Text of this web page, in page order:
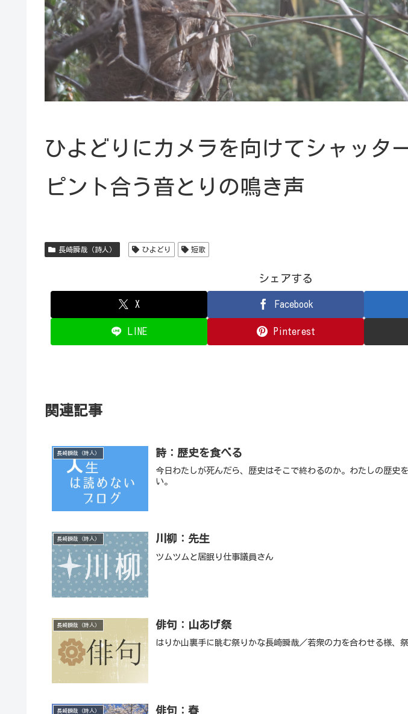
ひよどりにカメラを向けてシャッタ
ピント合う音とりの鳴き声
長崎瞬哉（詩人） ひよどり 短歌
シェアする
X Facebook
LINE Pinterest
関連記事
長崎瞬哉（詩人） 詩：歴史を食べる
今日わたしが死んだら、歴史はそこで終わるのか。わたしの歴史
い。
長崎瞬哉（詩人） 川柳：先生
ツムツムと居眠り仕事議員さん
長崎瞬哉（詩人） 俳句：山あげ祭
はりか山裏手に眺む祭りかな長崎瞬哉／若衆の力を合わせる様、
長崎瞬哉（詩人） 俳句：春